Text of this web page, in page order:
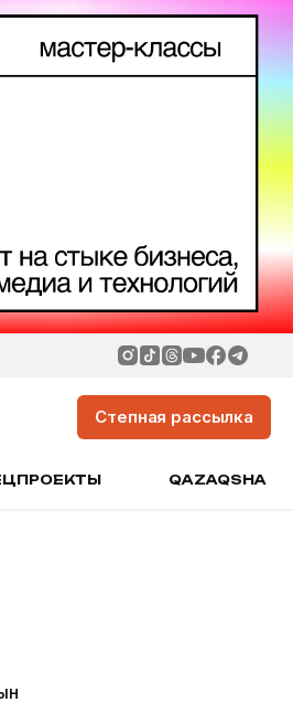
Степная рассылка
QAZAQSHA